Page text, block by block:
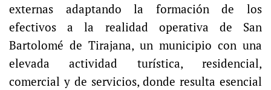
externas adaptando la formación de los
efectivos a la realidad operativa de San
Bartolomé de Tirajana, un municipio con una
elevada actividad turística, residencial,
comercial y de servicios, donde resulta esencial